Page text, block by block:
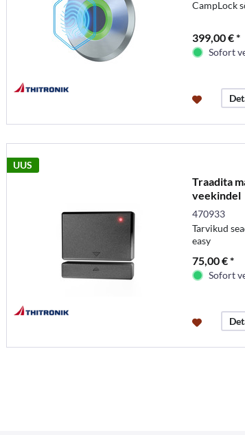
CampLock
399,00 € *
Sofort
UUS
Traadita
veekindel
470933
Tarvikud
easy
75,00 € *
Sofort